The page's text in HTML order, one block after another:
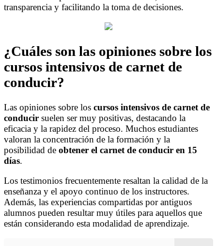
transparencia y facilitando la toma de decisiones.
¿Cuáles son las opiniones sobre los
cursos intensivos de carnet de
conducir?
Las opiniones sobre los cursos intensivos de carnet de
conducir suelen ser muy positivas, destacando la
eficacia y la rapidez del proceso. Muchos estudiantes
valoran la concentración de la formación y la
posibilidad de obtener el carnet de conducir en 15
días.
Los testimonios frecuentemente resaltan la calidad de la
enseñanza y el apoyo continuo de los instructores.
Además, las experiencias compartidas por antiguos
alumnos pueden resultar muy útiles para aquellos que
están considerando esta modalidad de aprendizaje.